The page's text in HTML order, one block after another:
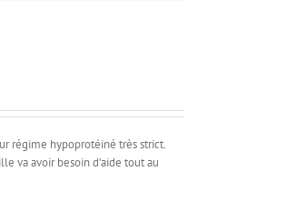
régime hypoprotéiné très strict.
va avoir besoin d’aide tout au